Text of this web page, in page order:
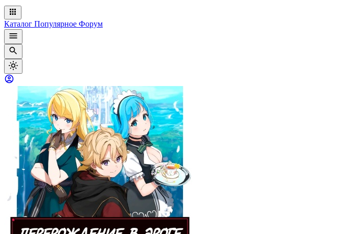
Каталог Популярное Форум